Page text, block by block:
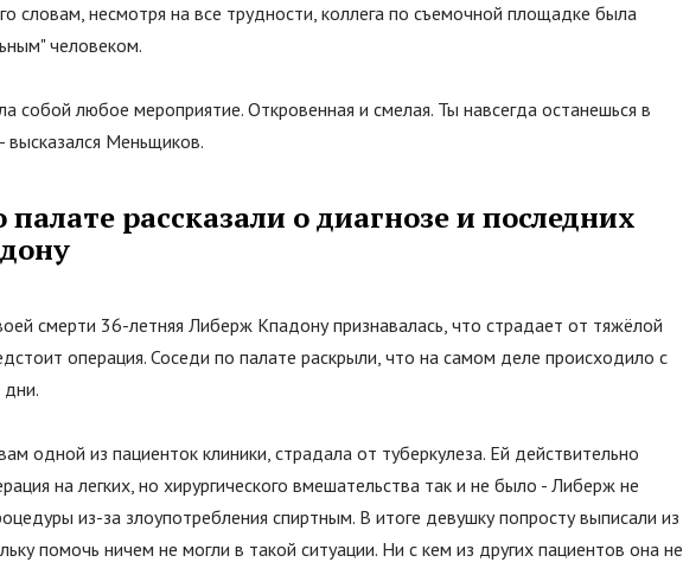
словам, несмотря на все трудности, коллега по съемочной площадке была
"человеком.
собой любое мероприятие. Откровенная и смелая. Ты навсегда останешься в
высказался Меньщиков.
палате рассказали о диагнозе и последних
смерти 36-летняя Либерж Кпадону признавалась, что страдает от тяжёлой
операция. Соседи по палате раскрыли, что на самом деле происходило с
одной из пациенток клиники, страдала от туберкулеза. Ей действительно
на легких, но хирургического вмешательства так и не было - Либерж не
из-за злоупотребления спиртным. В итоге девушку попросту выписали из
помочь ничем не могли в такой ситуации. Ни с кем из других пациентов она не